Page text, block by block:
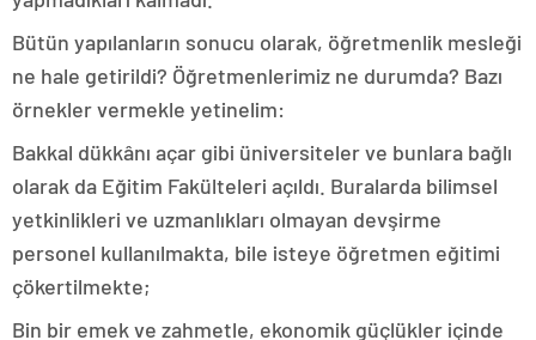
Bütün yapılanların sonucu olarak, öğretmenlik mesleği
ne hale getirildi? Öğretmenlerimiz ne durumda? Bazı
örnekler vermekle yetinelim:
Bakkal dükkânı açar gibi üniversiteler ve bunlara bağlı
olarak da Eğitim Fakülteleri açıldı. Buralarda bilimsel
yetkinlikleri ve uzmanlıkları olmayan devşirme
personel kullanılmakta, bile isteye öğretmen eğitimi
çökertilmekte;
Bin bir emek ve zahmetle, ekonomik güçlükler içinde